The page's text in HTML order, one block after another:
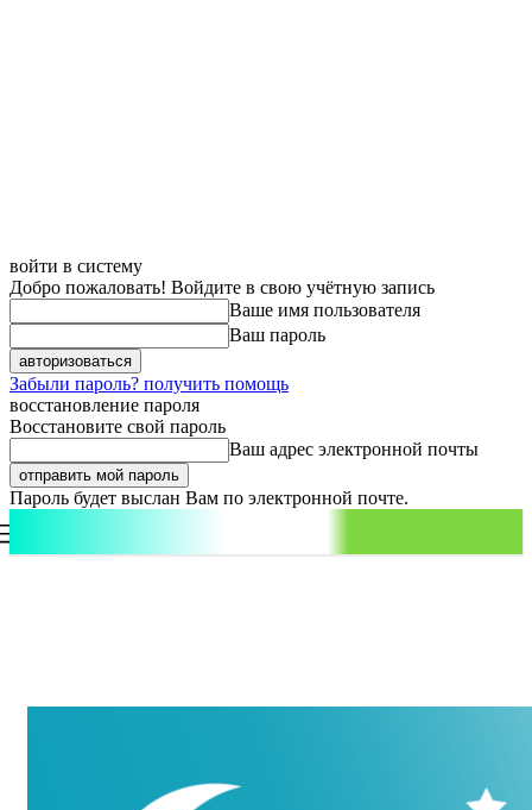
войти в систему
Добро пожаловать! Войдите в свою учётную запись
Ваше имя пользователя
Ваш пароль
Забыли пароль? получить помощь
восстановление пароля
Восстановите свой пароль
Ваш адрес электронной почты
Пароль будет выслан Вам по электронной почте.